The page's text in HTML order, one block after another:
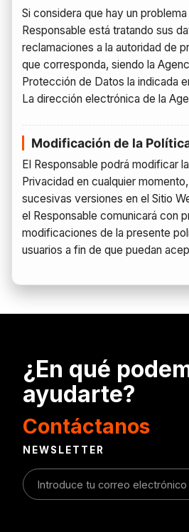
Si considera que hay un
Responsable está tratando sus
reclamaciones a la autoridad de
que corresponda, siendo la
Protección de Datos la indicada
La dirección electrónica de la
Modificación de la
El Responsable podrá modificar
Privacidad en cualquier
sucesivas versiones en el Sitio
el Responsable comunicará con
modificaciones de la presente
usuarios a fin de que puedan
¿En qué
ayudarte?
Contáctanos
NEWSLETTER